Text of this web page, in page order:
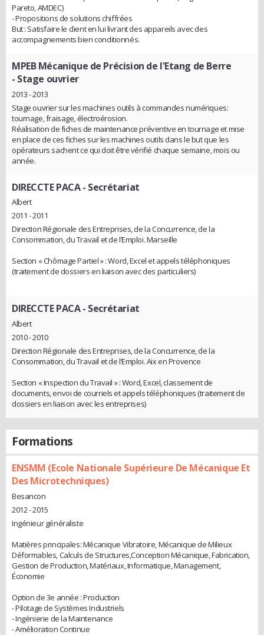
Pareto, AMDEC)
- Propositions de solutions chiffrées
But : Satisfaire le client en lui livrant des appareils avec des
accompagnements bien conditionnés.
MPEB Mécanique de Précision de l'Etang de Berre
- Stage ouvrier
2013 - 2013
Stage ouvrier sur les machines outils à commandes numériques:
tournage, fraisage, électroérosion.
Réalisation de fiches de maintenance préventive en tournage et mise
en place de ces fiches sur les machines outils dans le but que les
opérateurs sachent ce qui doit être vérifié chaque semaine, mois ou
année.
DIRECCTE PACA- Secrétariat
Albert
2011 - 2011
Direction Régionale des Entreprises, de la Concurrence, de la
Consommation, du Travail et de l’Emploi. Marseille
Section « Chômage Partiel » : Word, Excel et appels téléphoniques
(traitement de dossiers en liaison avec des particuliers)
DIRECCTE PACA- Secrétariat
Albert
2010 - 2010
Direction Régionale des Entreprises, de la Concurrence, de la
Consommation, du Travail et de l’Emploi. Aix en Provence
Section « Inspection du Travail » : Word, Excel, classement de
documents, envoi de courriels et appels téléphoniques (traitement de
dossiers en liaison avec les entreprises)
Formations
ENSMM (Ecole Nationale Supérieure De Mécanique Et
Des Microtechniques)
Besancon
2012 - 2015
Ingénieur généraliste
Matières principales: Mécanique Vibratoire, Mécanique de Milieux
Déformables, Calculs de Structures,Conception Mécanique, Fabrication,
Gestion de Production, Matériaux, Informatique, Management,
Économie
Option de 3e année : Production
- Pilotage de Systèmes Industriels
- Ingénierie de la Maintenance
- Amélioration Continue